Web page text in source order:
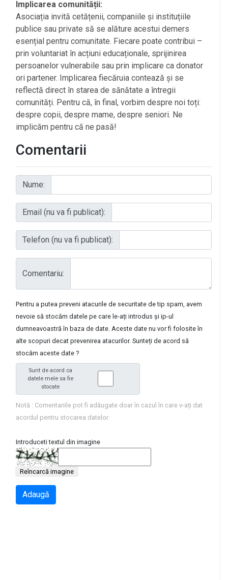
Implicarea comunității:
Asociația invită cetățenii, companiile și instituțiile
publice sau private să se alăture acestui demers
esențial pentru comunitate. Fiecare poate contribui –
prin voluntariat în acțiuni educaționale, sprijinirea
persoanelor vulnerabile sau prin implicare ca donator
ori partener. Implicarea fiecăruia contează și se
reflectă direct în starea de sănătate a întregii
comunități. Pentru că, în final, vorbim despre noi toți:
despre copii, despre mame, despre seniori. Ne
implicăm pentru că ne pasă!
Comentarii
Nume:
Email (nu va fi publicat):
Telefon (nu va fi publicat):
Comentariu:
Pentru a putea preveni atacurile de securitate de tip spam, avem
nevoie să stocăm datele pe care le-ați introdus și ip-ul
dumneavoastră în baza de date. Aceste date nu vor fi folosite în
alte scopuri decat prevenirea atacurilor. Sunteți de acord să
stocăm aceste date ?
Sunt de acord ca
datele mele sa fie
stocate
Notă : Comentariile pot fi adăugate doar în cazul în care v-ați dat
acordul pentru stocarea datelor
Introduceti textul din imagine
Reîncarcă imagine
Adaugă